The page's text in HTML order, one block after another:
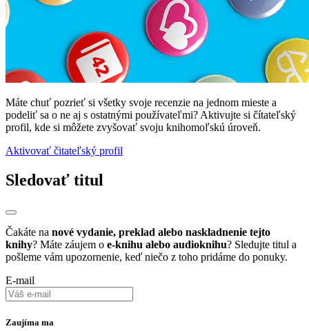
Máte chuť pozrieť si všetky svoje recenzie na jednom mieste a
podeliť sa o ne aj s ostatnými používateľmi? Aktivujte si čítateľský
profil, kde si môžete zvyšovať svoju knihomoľskú úroveň.
Aktivovať čitateľský profil
Sledovať titul
Čakáte na nové vydanie, preklad alebo naskladnenie tejto
knihy? Máte záujem o e-knihu alebo audioknihu? Sledujte titul a
pošleme vám upozornenie, keď niečo z toho pridáme do ponuky.
E-mail
Zaujíma ma